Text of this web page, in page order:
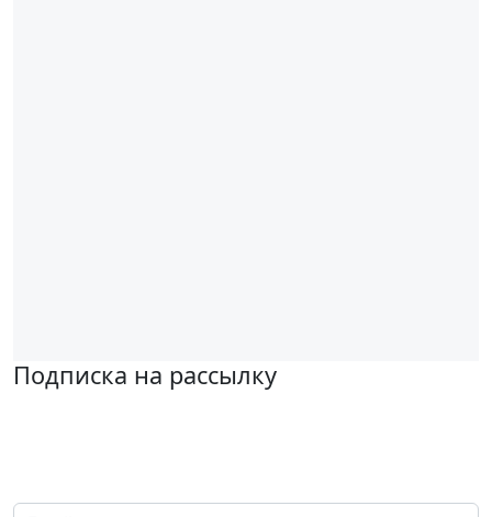
Подписка на рассылку